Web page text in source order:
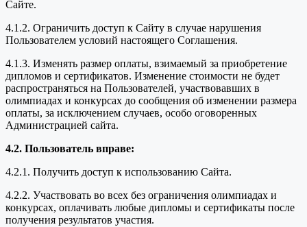
Сайте.
4.1.2. Ограничить доступ к Сайту в случае нарушения
Пользователем условий настоящего Соглашения.
4.1.3. Изменять размер оплаты, взимаемый за приобретение
дипломов и сертификатов. Изменение стоимости не будет
распространяться на Пользователей, участвовавших в
олимпиадах и конкурсах до сообщения об изменении размера
оплаты, за исключением случаев, особо оговоренных
Администрацией сайта.
4.2. Пользователь вправе:
4.2.1. Получить доступ к использованию Сайта.
4.2.2. Участвовать во всех без ограничения олимпиадах и
конкурсах, оплачивать любые дипломы и сертификаты после
получения результатов участия.